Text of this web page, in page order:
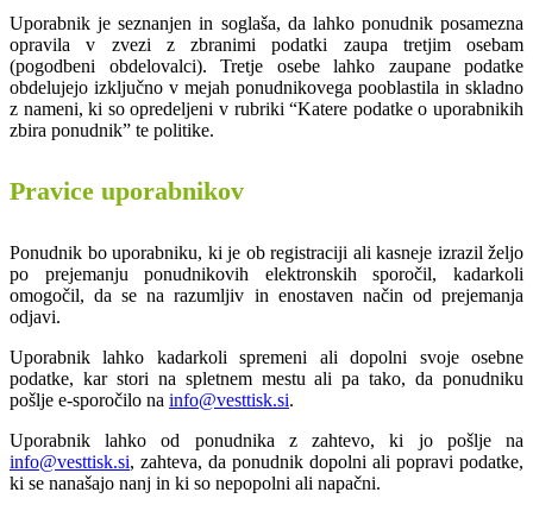
Uporabnik je seznanjen in soglaša, da lahko ponudnik posamezna
opravila v zvezi z zbranimi podatki zaupa tretjim osebam
(pogodbeni obdelovalci). Tretje osebe lahko zaupane podatke
obdelujejo izključno v mejah ponudnikovega pooblastila in skladno
z nameni, ki so opredeljeni v rubriki “Katere podatke o uporabnikih
zbira ponudnik” te politike.
Pravice uporabnikov
Ponudnik bo uporabniku, ki je ob registraciji ali kasneje izrazil željo
po prejemanju ponudnikovih elektronskih sporočil, kadarkoli
omogočil, da se na razumljiv in enostaven način od prejemanja
odjavi.
Uporabnik lahko kadarkoli spremeni ali dopolni svoje osebne
podatke, kar stori na spletnem mestu ali pa tako, da ponudniku
pošlje e-sporočilo na info@vesttisk.si.
Uporabnik lahko od ponudnika z zahtevo, ki jo pošlje na
info@vesttisk.si, zahteva, da ponudnik dopolni ali popravi podatke,
ki se nanašajo nanj in ki so nepopolni ali napačni.